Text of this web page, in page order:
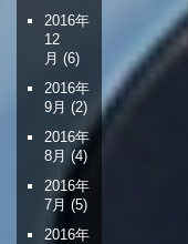
2016年
12
月 (6)
2016年
9月 (2)
2016年
8月 (4)
2016年
7月 (5)
2016年